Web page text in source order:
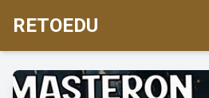
RETOEDU